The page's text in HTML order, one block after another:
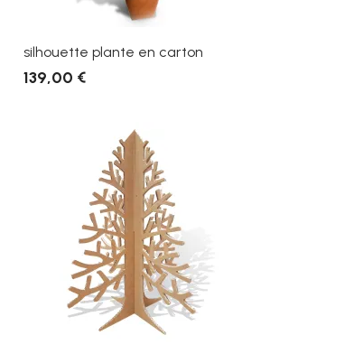
silhouette plante en carton
139,00 €